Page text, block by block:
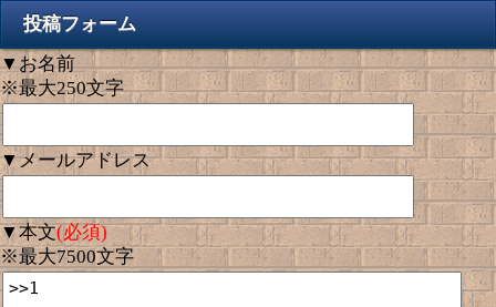
投稿フォーム
▼お名前
※最大250文字
▼メールアドレス
▼本文(必須)
※最大7500文字